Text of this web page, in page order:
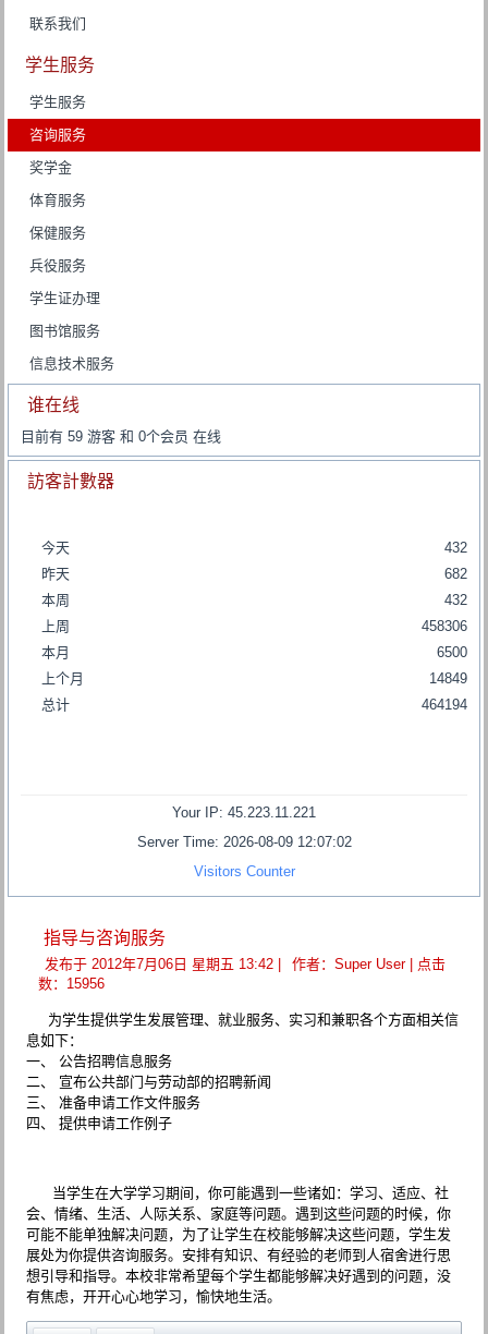
联系我们
学生服务
学生服务
咨询服务
奖学金
体育服务
保健服务
兵役服务
学生证办理
图书馆服务
信息技术服务
谁在线
目前有 59 游客 和 0个会员 在线
訪客計數器
今天
昨天
本周
上周
本月
上个月
总计
432
682
432
458306
6500
14849
464194
Your IP: 45.223.11.221
Server Time: 2026-08-09 12:07:02
Visitors Counter
指导与咨询服务
发布于 2012年7月06日 星期五 13:42 作者：Super User| 点击
数：15956
为学生提供学生发展管理、就业服务、实习和兼职各个方面相关信
息如下：
一、 公告招聘信息服务
二、 宣布公共部门与劳动部的招聘新闻
三、 准备申请工作文件服务
四、 提供申请工作例子
当学生在大学学习期间，你可能遇到一些诸如：学习、适应、社
会、情绪、生活、人际关系、家庭等问题。遇到这些问题的时候，你
可能不能单独解决问题，为了让学生在校能够解决这些问题，学生发
展处为你提供咨询服务。安排有知识、有经验的老师到人宿舍进行思
想引导和指导。本校非常希望每个学生都能够解决好遇到的问题，没
有焦虑，开开心心地学习，愉快地生活。